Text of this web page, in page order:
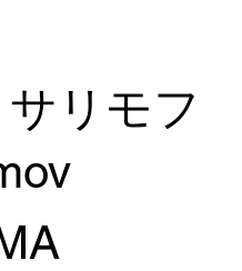
リモフ